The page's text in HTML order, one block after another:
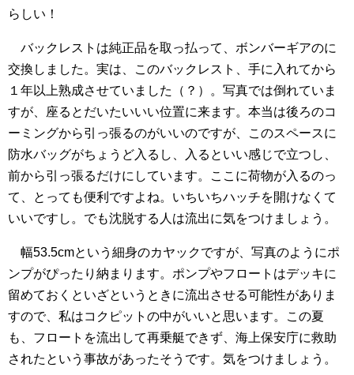
らしい！
バックレストは純正品を取っ払って、ボンバーギアのに
交換しました。実は、このバックレスト、手に入れてから
１年以上熟成させていました（？）。写真では倒れていま
すが、座るとだいたいいい位置に来ます。本当は後ろのコ
ーミングから引っ張るのがいいのですが、このスペースに
防水バッグがちょうど入るし、入るといい感じで立つし、
前から引っ張るだけにしています。ここに荷物が入るのっ
て、とっても便利ですよね。いちいちハッチを開けなくて
いいですし。でも沈脱する人は流出に気をつけましょう。
幅53.5cmという細身のカヤックですが、写真のようにポ
ンプがぴったり納まります。ポンプやフロートはデッキに
留めておくといざというときに流出させる可能性がありま
すので、私はコクピットの中がいいと思います。この夏
も、フロートを流出して再乗艇できず、海上保安庁に救助
されたという事故があったそうです。気をつけましょう。